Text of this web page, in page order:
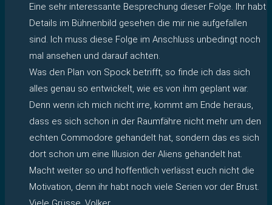
Eine sehr interessante Besprechung dieser Folge. Ihr habt
Details im Bühnenbild gesehen die mir nie aufgefallen
sind. Ich muss diese Folge im Anschluss unbedingt noch
mal ansehen und darauf achten.
Was den Plan von Spock betrifft, so finde ich das sich
alles genau so entwickelt, wie es von ihm geplant war.
Denn wenn ich mich nicht irre, kommt am Ende heraus,
dass es sich schon in der Raumfähre nicht mehr um den
echten Commodore gehandelt hat, sondern das es sich
dort schon um eine Illusion der Aliens gehandelt hat.
Macht weiter so und hoffentlich verlässt euch nicht die
Motivation, denn ihr habt noch viele Serien vor der Brust.